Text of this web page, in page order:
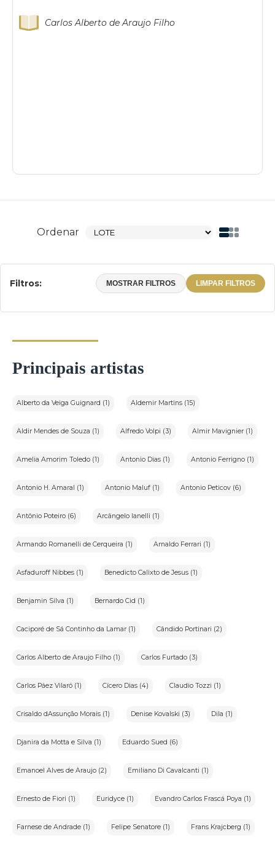
Carlos Alberto de Araujo Filho
Ordenar
Filtros: MOSTRAR FILTROS LIMPAR FILTROS
Principais artistas
Alberto da Veiga Guignard (1) Aldemir Martins (15)
Aldir Mendes de Souza (1) Alfredo Volpi (3) Almir Mavignier (1)
Amelia Amorim Toledo (1) Antonio Dias (1) Antonio Ferrigno (1)
Antonio H. Amaral (1) Antonio Maluf (1) Antonio Peticov (6)
Antônio Poteiro (6) Arcângelo Ianelli (1)
Armando Romanelli de Cerqueira (1) Arnaldo Ferrari (1)
Asfaduroff Nibbes (1) Benedicto Calixto de Jesus (1)
Benjamin Silva (1) Bernardo Cid (1)
Caciporé de Sá Continho da Lamar (1) Cândido Portinari (2)
Carlos Alberto de Araujo Filho (1) Carlos Furtado (3)
Carlos Páez Vilaró (1) Cícero Dias (4) Claudio Tozzi (1)
Crisaldo dAssunção Morais (1) Denise Kovalski (3) Dila (1)
Djanira da Motta e Silva (1) Eduardo Sued (6)
Emanoel Alves de Araujo (2) Emiliano Di Cavalcanti (1)
Ernesto de Fiori (1) Euridyce (1) Evandro Carlos Frascá Poya (1)
Farnese de Andrade (1) Felipe Senatore (1) Frans Krajcberg (1)